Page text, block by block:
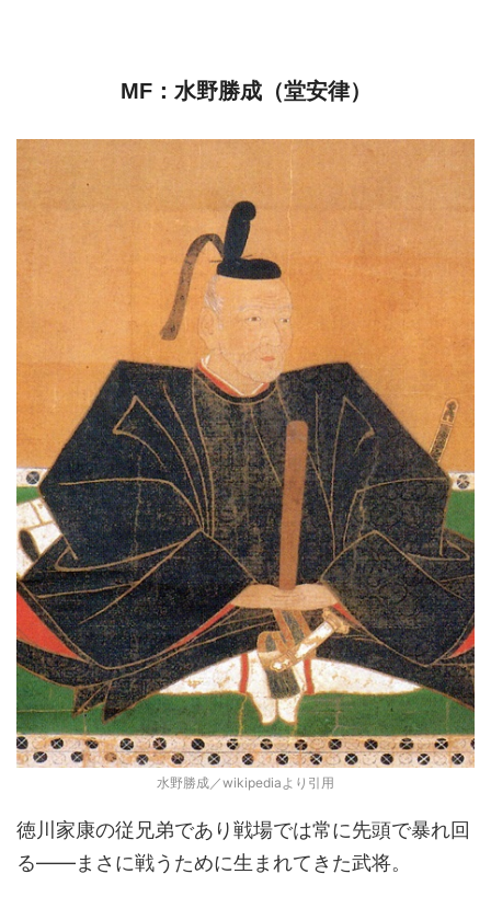
MF：水野勝成（堂安律）
水野勝成／wikipediaより引用
徳川家康の従兄弟であり戦場では常に先頭で暴れ回
る――まさに戦うために生まれてきた武将。